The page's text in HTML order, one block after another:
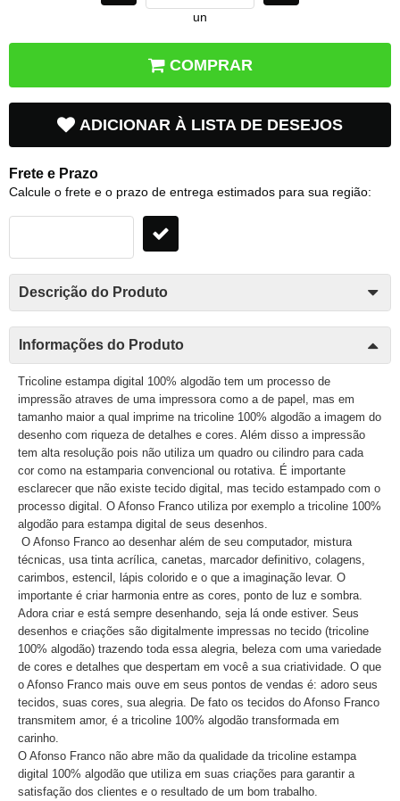
un
COMPRAR
ADICIONAR À LISTA DE DESEJOS
Frete e Prazo
Calcule o frete e o prazo de entrega estimados para sua região:
Descrição do Produto
Informações do Produto
Tricoline estampa digital 100% algodão tem um processo de
impressão atraves de uma impressora como a de papel, mas em
tamanho maior a qual imprime na tricoline 100% algodão a imagem do
desenho com riqueza de detalhes e cores. Além disso a impressão
tem alta resolução pois não utiliza um quadro ou cilindro para cada
cor como na estamparia convencional ou rotativa. É importante
esclarecer que não existe tecido digital, mas tecido estampado com o
processo digital. O Afonso Franco utiliza por exemplo a tricoline 100%
algodão para estampa digital de seus desenhos.
O Afonso Franco ao desenhar além de seu computador, mistura
técnicas, usa tinta acrílica, canetas, marcador definitivo, colagens,
carimbos, estencil, lápis colorido e o que a imaginação levar. O
importante é criar harmonia entre as cores, ponto de luz e sombra.
Adora criar e está sempre desenhando, seja lá onde estiver. Seus
desenhos e criações são digitalmente impressas no tecido (tricoline
100% algodão) trazendo toda essa alegria, beleza com uma variedade
de cores e detalhes que despertam em você a sua criatividade. O que
o Afonso Franco mais ouve em seus pontos de vendas é: adoro seus
tecidos, suas cores, sua alegria. De fato os tecidos do Afonso Franco
transmitem amor, é a tricoline 100% algodão transformada em
carinho.
O Afonso Franco não abre mão da qualidade da tricoline estampa
digital 100% algodão que utiliza em suas criações para garantir a
satisfação dos clientes e o resultado de um bom trabalho.